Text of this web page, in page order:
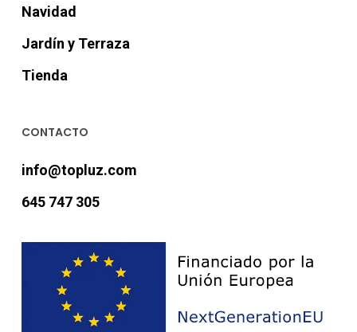
Navidad
Jardín y Terraza
Tienda
CONTACTO
info@topluz.com
645 747 305